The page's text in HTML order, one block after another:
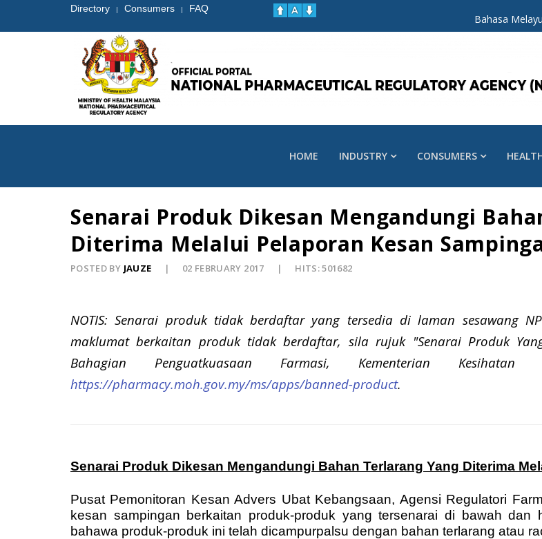
Directory | Consumers | FAQ
Bahasa Melayu
HOME INDUSTRY CONSUMERS
Senarai Produk Dikesan Mengandungi
Diterima Melalui Pelaporan Kesan
POSTED BY JAUZE 02 FEBRUARY 2017 HITS: 501682
NOTIS: Senarai produk tidak berdaftar yang tersedia di laman sesawang
maklumat berkaitan produk tidak berdaftar, sila rujuk "Senarai Produk
Bahagian Penguatkuasaan Farmasi, Kementerian
https://pharmacy.moh.gov.my/ms/apps/banned-product.
Senarai Produk Dikesan Mengandungi Bahan Terlarang Yang Diterima
Pusat Pemonitoran Kesan Advers Ubat Kebangsaan, Agensi Regulatori
kesan sampingan berkaitan produk-produk yang tersenarai di bawah dan
bahawa produk-produk ini telah dicampurpalsu dengan bahan terlarang atau